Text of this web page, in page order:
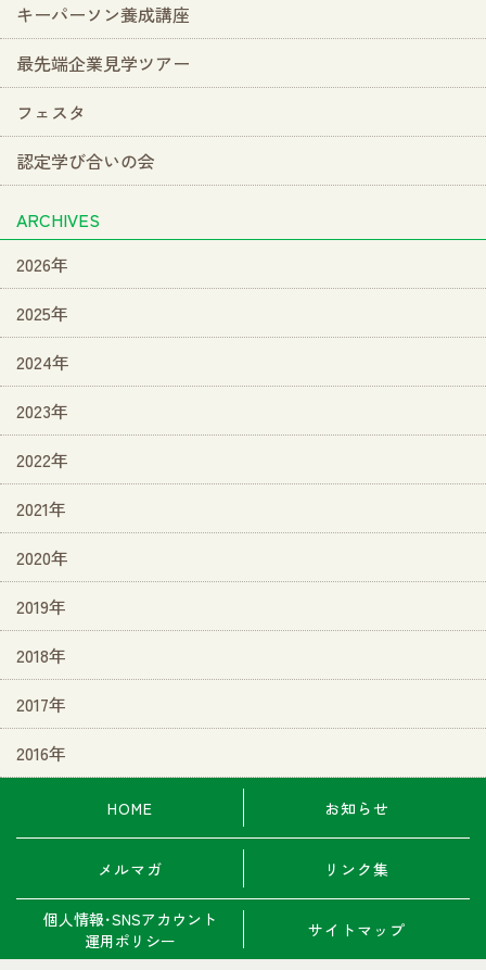
キーパーソン養成講座
最先端企業見学ツアー
フェスタ
認定学び合いの会
ARCHIVES
2026年
2025年
2024年
2023年
2022年
2021年
2020年
2019年
2018年
2017年
2016年
HOME お知らせ
メルマガ リンク集
個人情報･SNSアカウント
運用ポリシー
サイトマップ